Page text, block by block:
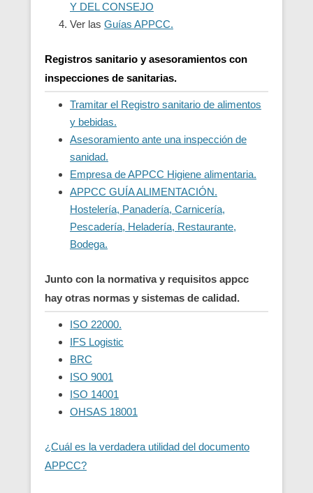
Y DEL CONSEJO
Ver las Guías APPCC.
Registros sanitario y asesoramientos con
inspecciones de sanitarias.
Tramitar el Registro sanitario de alimentos
y bebidas.
Asesoramiento ante una inspección de
sanidad.
Empresa de APPCC Higiene alimentaria.
APPCC GUÍA ALIMENTACIÓN.
Hostelería, Panadería, Carnicería,
Pescadería, Heladería, Restaurante,
Bodega.
Junto con la normativa y requisitos appcc
hay otras normas y sistemas de calidad.
ISO 22000.
IFS Logistic
BRC
ISO 9001
ISO 14001
OHSAS 18001
¿Cuál es la verdadera utilidad del documento
APPCC?